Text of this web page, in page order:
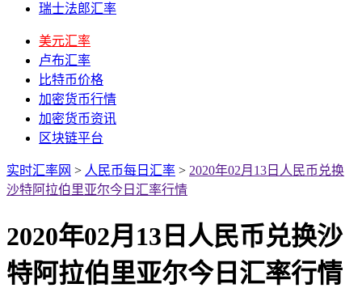
瑞士法郎汇率
美元汇率
卢布汇率
比特币价格
加密货币行情
加密货币资讯
区块链平台
实时汇率网 > 人民币每日汇率 > 2020年02月13日人民币兑换
沙特阿拉伯里亚尔今日汇率行情
2020年02月13日人民币兑换沙
特阿拉伯里亚尔今日汇率行情